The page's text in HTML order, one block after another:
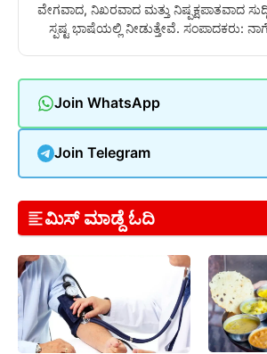
ವೇಗವಾದ, ನಿಖರವಾದ ಮತ್ತು ನಿಷ್ಪಕ್ಷಪಾತವಾದ
ಸ್ಪಷ್ಟ ಭಾಷೆಯಲ್ಲಿ ನೀಡುತ್ತೇವೆ. ಸಂಪಾದಕರು:
Join WhatsApp
Join Telegram
ಮಿಸ್ ಮಾಡ್ದೆ ಓದಿ